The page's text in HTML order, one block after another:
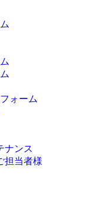
ォーム
ナンス
担当者様